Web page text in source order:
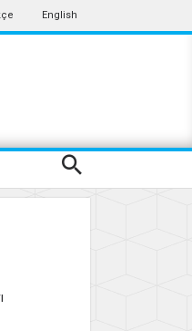
English